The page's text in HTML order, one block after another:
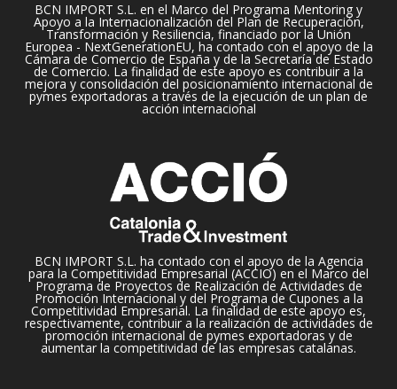
BCN IMPORT S.L. en el Marco del Programa Mentoring y
Apoyo a la Internacionalización del Plan de Recuperación,
Transformación y Resiliencia, financiado por la Unión
Europea - NextGenerationEU, ha contado con el apoyo de la
Cámara de Comercio de España y de la Secretaría de Estado
de Comercio. La finalidad de este apoyo es contribuir a la
mejora y consolidación del posicionamiento internacional de
pymes exportadoras a través de la ejecución de un plan de
acción internacional
BCN IMPORT S.L. ha contado con el apoyo de la Agencia
para la Competitividad Empresarial (ACCIO) en el Marco del
Programa de Proyectos de Realización de Actividades de
Promoción Internacional y del Programa de Cupones a la
Competitividad Empresarial. La finalidad de este apoyo es,
respectivamente, contribuir a la realización de actividades de
promoción internacional de pymes exportadoras y de
aumentar la competitividad de las empresas catalanas.